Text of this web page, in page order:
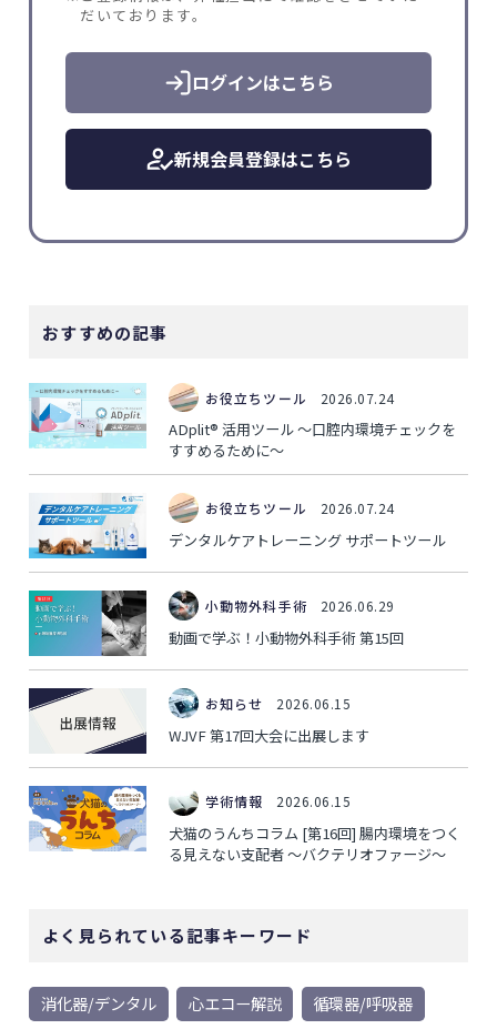
だいております。
ログインはこちら
新規会員登録はこちら
おすすめの記事
お役立ちツール 2026.07.24
ADplit® 活用ツール ～口腔内環境チェックを
すすめるために～
お役立ちツール 2026.07.24
デンタルケアトレーニング サポートツール
小動物外科手術 2026.06.29
動画で学ぶ！小動物外科手術 第15回
お知らせ 2026.06.15
WJVF 第17回大会に出展します
学術情報 2026.06.15
犬猫のうんちコラム [第16回] 腸内環境をつく
る見えない支配者 ～バクテリオファージ～
よく見られている記事キーワード
消化器/デンタル 心エコー解説 循環器/呼吸器